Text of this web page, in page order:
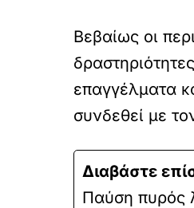
Βεβαίως οι
επαγγέλματα
συνδεθεί με
Διαβάστε
Παύση πυρός